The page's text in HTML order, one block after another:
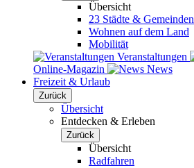
Übersicht
23 Städte & Gemeinden
Wohnen auf dem Land
Mobilität
Veranstaltungen
Online-Magazin
News
Freizeit & Urlaub
Zurück
Übersicht
Entdecken & Erleben
Zurück
Übersicht
Radfahren